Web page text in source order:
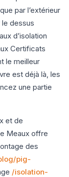
par l’extérieur
dessus
d’isolation
Certificats
le meilleur
est déjà là, les
une partie
et de
Meaux offre
des
pig-
/isolation-